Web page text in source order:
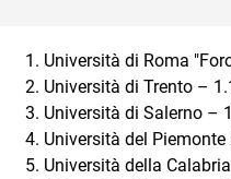
Università di Roma
Università di Trento –
Università di Salerno –
Università del
Università della